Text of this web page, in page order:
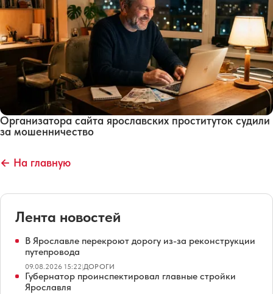
Организатора сайта ярославских проституток судили
за мошенничество
← На главную
Лента новостей
В Ярославле перекроют дорогу из-за реконструкции
путепровода
09.08.2026 15:22|ДОРОГИ
Губернатор проинспектировал главные стройки
Ярославля